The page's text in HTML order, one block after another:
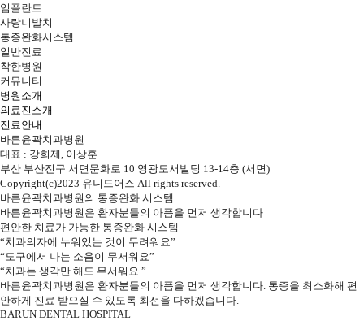
임플란트
사랑니발치
통증완화시스템
일반진료
착한병원
커뮤니티
병원소개
의료진소개
진료안내
바른윤곽치과병원
대표 : 강희제, 이상훈
부산 부산진구 서면문화로 10 영광도서빌딩 13-14층 (서면)
Copyright(c)2023 유니드어스 All rights reserved.
바른윤곽치과병원의 통증완화 시스템
바른윤곽치과병원은 환자분들의 아픔을 먼저 생각합니다
편안한 치료가 가능한 통증완화 시스템
“치과의자에 누워있는 것이 두려워요”
“도구에서 나는 소음이 무서워요”
“치과는 생각만 해도 무서워요 ”
바른윤곽치과병원은 환자분들의 아픔을 먼저 생각합니다. 통증을 최소화해 편
안하게 진료 받으실 수 있도록 최선을 다하겠습니다.
BARUN DENTAL HOSPITAL